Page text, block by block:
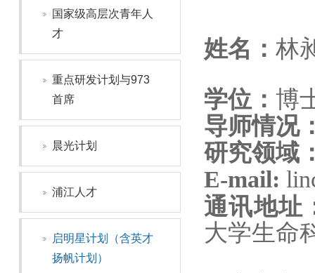
国家级高层次青年人
才
重点研发计划与973
首席
晨光计划
浦江人才
启明星计划（含英才
扬帆计划）
姓名： 林
学位： 博
导师情况
研究领域
E-mail:
通讯地址
大学生命